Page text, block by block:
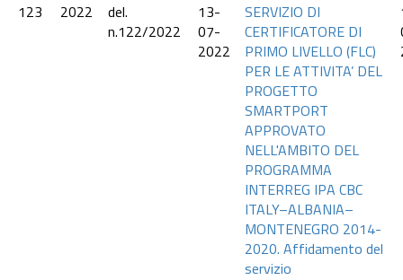
123 2022
del.
n.122/2022
13-
07-
2022
SERVIZIO DI
CERTIFICATORE DI
PRIMO LIVELLO (FLC)
PER LE ATTIVITA’ DEL
PROGETTO
SMARTPORT
APPROVATO
NELL'AMBITO DEL
PROGRAMMA
INTERREG IPA CBC
ITALY–ALBANIA–
MONTENEGRO 2014-
2020. Affidamento del
servizio